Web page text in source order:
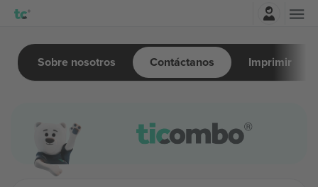
Sobre nosotros Contáctanos Imprimir